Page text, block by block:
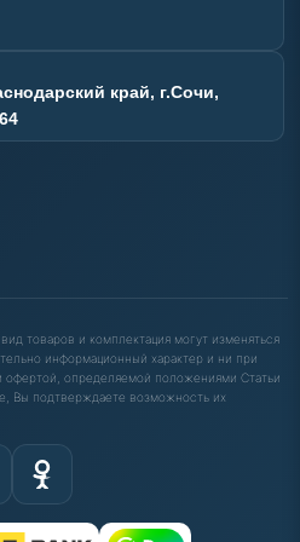
край, г.Сочи,
товаров и комплектация могут изменяться
информационный характер и ни при
офертой, определяемой положениями Статьи
Вы подтверждаете возможность их